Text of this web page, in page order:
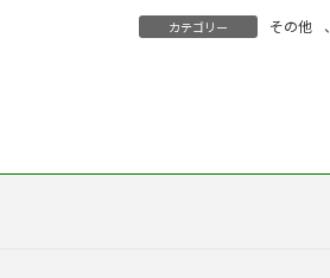
カテゴリー その他 、